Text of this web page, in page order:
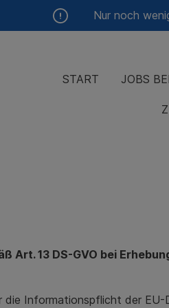
Nur noch
START JOBS
Art. 13 DS-GVO bei
Informationspflicht der EU-